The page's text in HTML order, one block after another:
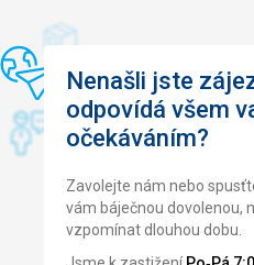
Nenašli jste
odpovídá všem
očekáváním?
Zavolejte nám nebo
vám báječnou dovolenou,
vzpomínat dlouhou dobu.